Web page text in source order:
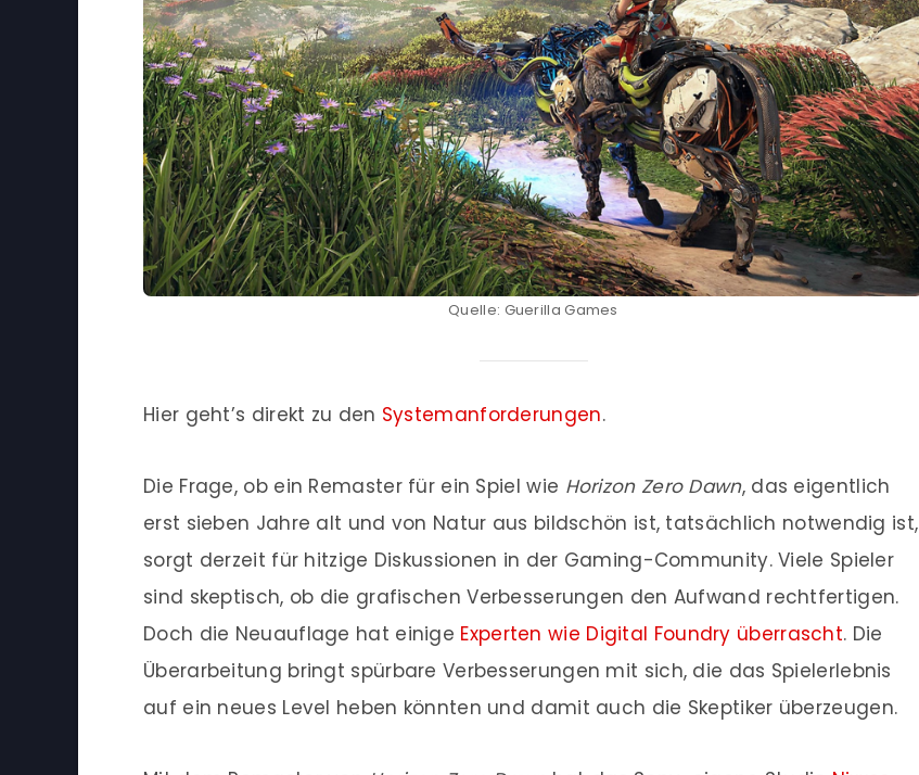
Quelle: Guerilla Games
Hier geht’s direkt zu den Systemanforderungen.
Die Frage, ob ein Remaster für ein Spiel wie Horizon Zero Dawn, das eigentlich
erst sieben Jahre alt und von Natur aus bildschön ist, tatsächlich notwendig ist,
sorgt derzeit für hitzige Diskussionen in der Gaming-Community. Viele Spieler
sind skeptisch, ob die grafischen Verbesserungen den Aufwand rechtfertigen.
Doch die Neuauflage hat einige Experten wie Digital Foundry überrascht. Die
Überarbeitung bringt spürbare Verbesserungen mit sich, die das Spielerlebnis
auf ein neues Level heben könnten und damit auch die Skeptiker überzeugen.